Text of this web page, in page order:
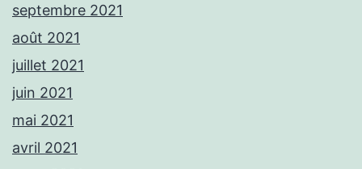
septembre 2021
août 2021
juillet 2021
juin 2021
mai 2021
avril 2021